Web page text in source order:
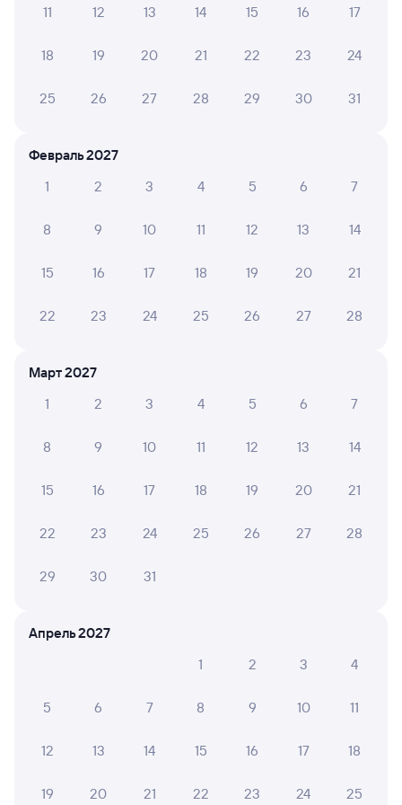
Расписание поездов Зуевка
Мы используем cookies для более удобной работы
11 12 13 14 15 16 17
18 19 20 21 22 23 24
25 26 27 28 29 30 31
Февраль 2027
1
2 3 4 5 6 7
8 9 10 11 12 13 14
15 16 17 18 19 20 21
22 23 24 25 26 27 28
Март 2027
1
2 3 4 5 6 7
8 9 10 11 12 13 14
15 16 17 18 19 20 21
22 23 24 25 26 27 28
29 30 31
Апрель 2027
1
2 3 4
5 6 7 8 9 10 11
12 13 14 15 16 17 18
19 20 21 22 23 24 25